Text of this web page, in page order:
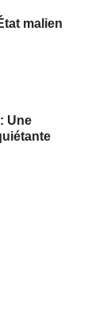
malien
Une